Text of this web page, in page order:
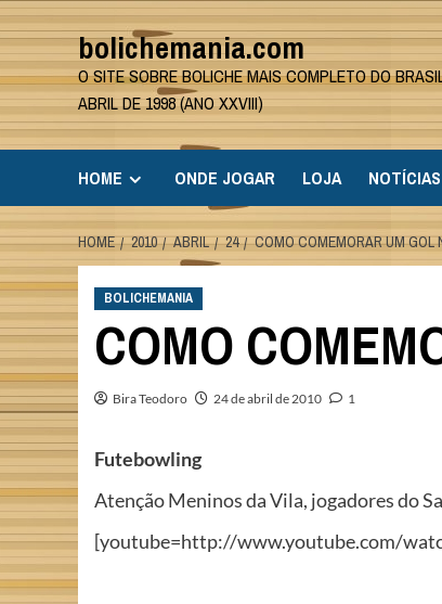
Skip
to
content
bolichemania.com
O SITE SOBRE BOLICHE MAIS COMPLETO DO
ABRIL DE 1998 (ANO XXVIII)
HOME ONDE JOGAR LOJA NOTÍCIAS
HOME 2010 ABRIL 24 COMO COMEMORAR UM GOL
BOLICHEMANIA
COMO
Bira Teodoro 24 de abril de 2010 1
Futebowling
Atenção Meninos da Vila, jogadores do
[youtube=http://www.youtube.com/